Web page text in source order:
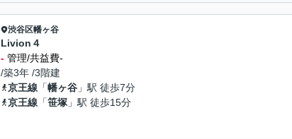
渋谷区幡ヶ谷
Livion４
- 管理/共益費-
/築3年 /3階建
京王線 「幡ヶ谷 」駅 徒歩7分
京王線 「笹塚 」駅 徒歩15分